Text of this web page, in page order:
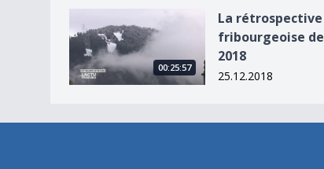
La rétrospective fribourgeoise de 2018
00:25:57
La rétrospective
fribourgeoise de
2018
25.12.2018